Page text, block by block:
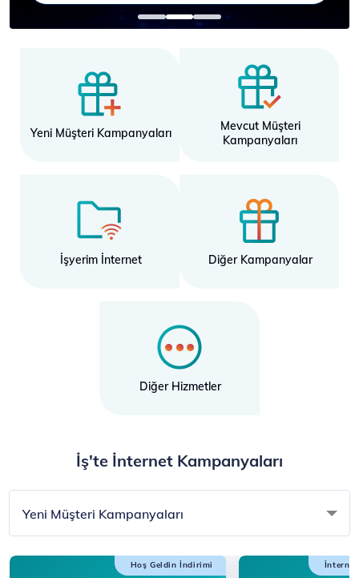
Yeni Müşteri Kampanyaları
Mevcut Müşteri
Kampanyaları
İşyerim İnternet Diğer Kampanyalar
Diğer Hizmetler
İş'te İnternet Kampanyaları
Yeni Müşteri Kampanyaları
Hoş Geldin İndirimi